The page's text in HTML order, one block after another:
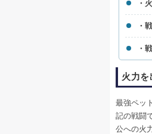
・
・
・
火力を
最強ペッ
記の戦闘
公への火